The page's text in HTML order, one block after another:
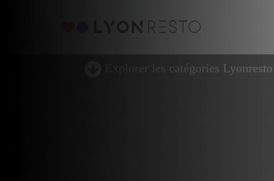
Explorer les catégories Lyonresto